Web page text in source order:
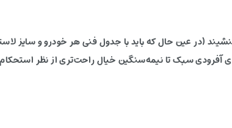
(در عین حال که باید با جدول فنی هر خودرو و سایز
آفرودی سبک تا نیمه‌سنگین خیال راحت‌تری از نظر